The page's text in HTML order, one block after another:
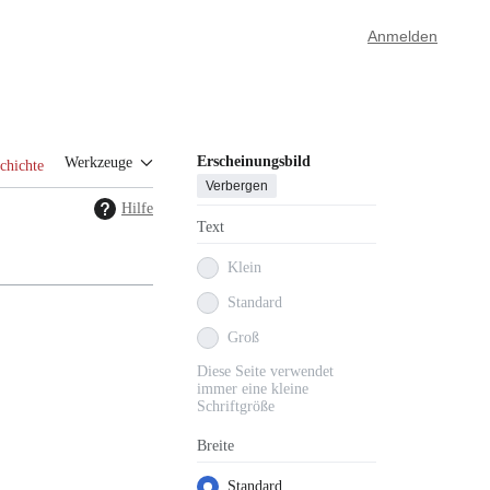
Anmelden
Werkzeuge Erscheinungsbild
Verbergen
Text
Klein
Standard
Groß
Diese Seite verwendet
immer eine kleine
Schriftgröße
Breite
Standard
Hilfe